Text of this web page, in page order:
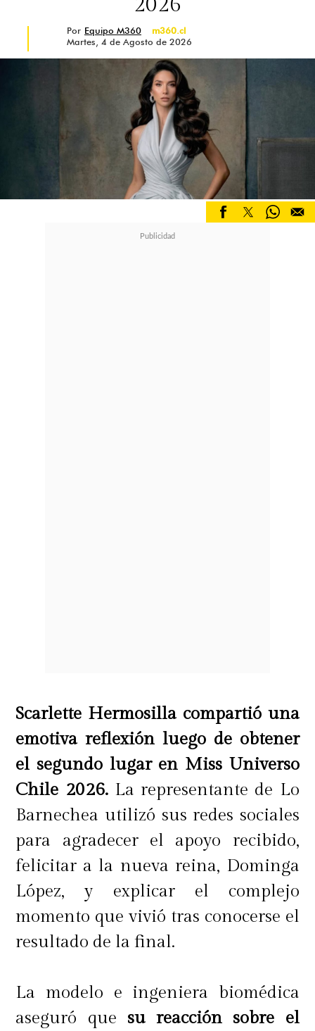
Por Equipo M360
m360.cl
Martes, 4 de Agosto de 2026
Scarlette Hermosilla compartió una
emotiva reflexión luego de obtener
el segundo lugar en Miss Universo
Chile 2026.La representante de Lo
Barnechea utilizó sus redes sociales
para agradecer el apoyo recibido,
felicitar a la nueva reina, Dominga
López, y explicar el complejo
momento que vivió tras conocerse el
resultado de la final.
La modelo e ingeniera biomédica
aseguró que su reacción sobre el